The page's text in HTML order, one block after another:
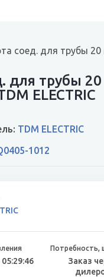
соед. для трубы
для трубы
ELECTRIC
TDM ELECTRIC
1012
05:29:46
Заказ